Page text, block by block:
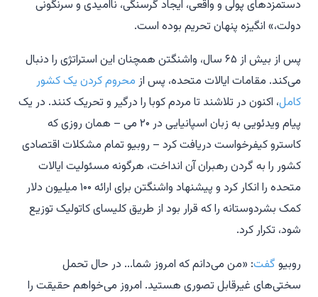
دستمزد‌های پولی و واقعی، ایجاد گرسنگی، ناامیدی و سرنگونی
دولت،» انگیزه پنهان تحریم بوده است.
پس از بیش از ۶۵ سال، واشنگتن همچنان این استراتژی را دنبال
می‌کند. مقامات ایالات متحده، پس از محروم کردن یک کشور
کامل، اکنون در تلاشند تا مردم کوبا را درگیر و تحریک کنند. در یک
پیام ویدئویی به زبان اسپانیایی در ۲۰ می – همان روزی که
کاسترو کیفرخواست دریافت کرد – روبیو تمام مشکلات اقتصادی
کشور را به گردن رهبران آن انداخت، هرگونه مسئولیت ایالات
متحده را انکار کرد و پیشنهاد واشنگتن برای ارائه ۱۰۰ میلیون دلار
کمک بشردوستانه را که قرار بود از طریق کلیسای کاتولیک توزیع
شود، تکرار کرد.
روبیو گفت: «من می‌دانم که امروز شما... در حال تحمل
سختی‌های غیرقابل تصوری هستید. امروز می‌خواهم حقیقت را